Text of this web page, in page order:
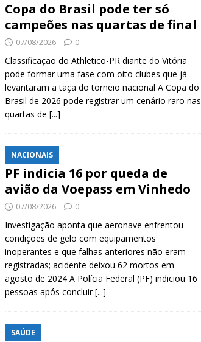
Copa do Brasil pode ter só
campeões nas quartas de final
07/08/2026 0
Classificação do Athletico-PR diante do Vitória
pode formar uma fase com oito clubes que já
levantaram a taça do torneio nacional A Copa do
Brasil de 2026 pode registrar um cenário raro nas
quartas de [...]
NACIONAIS
PF indicia 16 por queda de
avião da Voepass em Vinhedo
07/08/2026 0
Investigação aponta que aeronave enfrentou
condições de gelo com equipamentos
inoperantes e que falhas anteriores não eram
registradas; acidente deixou 62 mortos em
agosto de 2024 A Polícia Federal (PF) indiciou 16
pessoas após concluir[...]
SAÚDE